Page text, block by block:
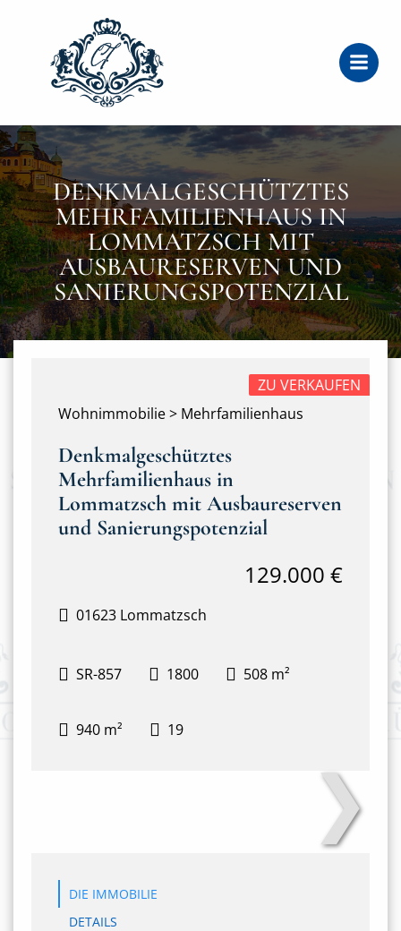
DENKMALGESCHÜTZTES
MEHRFAMILIENHAUS IN
LOMMATZSCH MIT
AUSBAURESERVEN UND
SANIERUNGSPOTENZIAL
Wohnimmobilie > Mehrfamilienhaus
ZU VERKAUFEN
Denkmalgeschütztes
Mehrfamilienhaus in
Lommatzsch mit Ausbaureserven
und Sanierungspotenzial
01623 Lommatzsch
129.000 €
SR-857 1800 508 m²
940 m² 19
❯
DIE IMMOBILIE
DETAILS